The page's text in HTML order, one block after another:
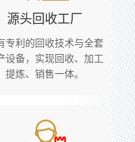
源头回收工厂
专利的回收技术与全套
设备，实现回收、加工
提炼、销售一体。